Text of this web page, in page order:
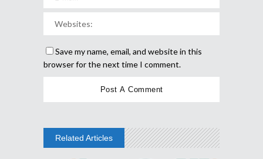
Save my name, email, and website in this
browser for the next time I comment.
Related Articles